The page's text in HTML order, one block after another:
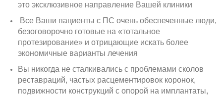
это эксклюзивное направление Вашей клиники
Все Ваши пациенты с ПС очень обеспеченные люди,
безоговорочно готовые на «тотальное
протезирование» и отрицающие искать более
экономичные варианты лечения
Вы никогда не сталкивались с проблемами сколов
реставраций, частых расцементировок коронок,
подвижности конструкций с опорой на имплантаты,